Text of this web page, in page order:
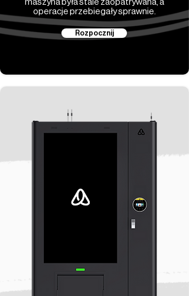
maszyna była stale zaopatrywana, a
operacje przebiegały sprawnie.
Rozpocznij